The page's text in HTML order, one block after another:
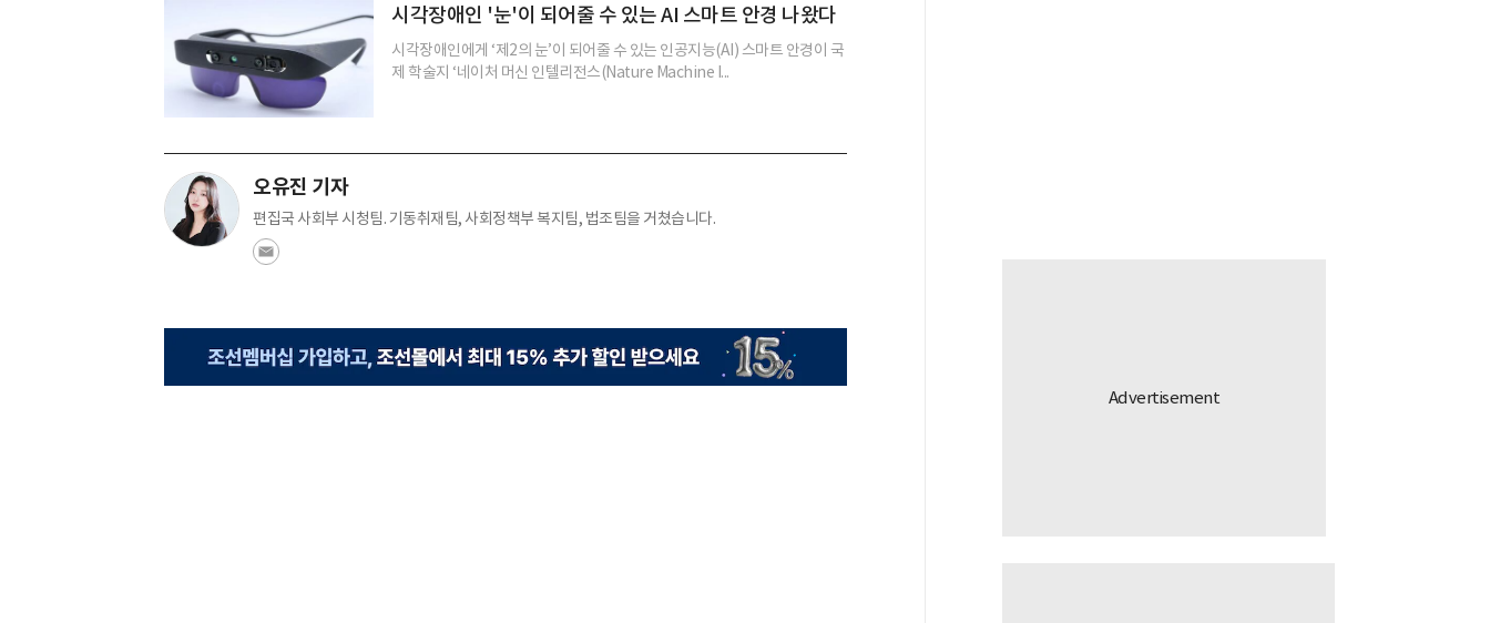
시각장애인 '눈'이 되어줄 수 있는 AI 스마트 안경 나왔다
시각장애인에게 ‘제2의 눈’이 되어줄 수 있는 인공지능(AI) 스마트 안경이 국
제 학술지 ‘네이처 머신 인텔리전스(Nature Machine I...
오유진 기자
편집국 사회부 시청팀. 기동취재팀, 사회정책부 복지팀, 법조팀을 거쳤습니다.